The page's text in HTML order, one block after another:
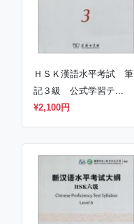
ＨＳＫ漢語水平考試 筆
記３級 公式学習テ...
¥2,100円